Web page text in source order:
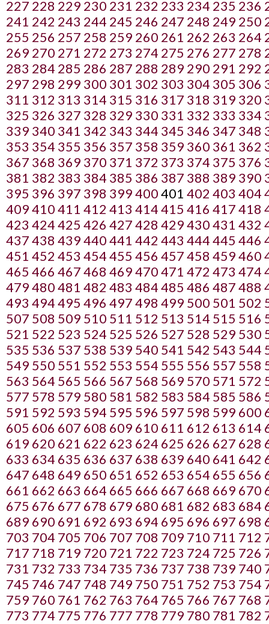
227 228 229 230 231 232 233 234 235 236
241 242 243 244 245 246 247 248 249 250
255 256 257 258 259 260 261 262 263 264
269 270 271 272 273 274 275 276 277 278
283 284 285 286 287 288 289 290 291 292
297 298 299 300 301 302 303 304 305 306
311 312 313 314 315 316 317 318 319 320
325 326 327 328 329 330 331 332 333 334
339 340 341 342 343 344 345 346 347 348
353 354 355 356 357 358 359 360 361 362
367 368 369 370 371 372 373 374 375 376
381 382 383 384 385 386 387 388 389 390
395 396 397 398 399400401 402 403 404
409410411 412 413 414415 416 417418
423 424425 426 427428 429430431 432
437438 439440441 442 443 444445 446
451 452 453 454455 456 457458 459460
465 466 467468 469470471 472 473 474
479480481 482 483 484485 486 487488
493 494495 496 497498 499 500 501 502
507 508 509 510 511 512 513 514 515 516
521 522 523 524 525 526 527 528 529 530
535 536 537 538 539 540 541 542 543 544
549 550 551 552 553 554 555 556 557 558
563 564 565 566 567 568 569 570 571 572
577 578 579 580 581 582 583 584 585 586
591 592 593 594 595 596 597 598 599 600
605 606 607 608 609 610 611 612 613 614
619 620 621 622 623 624 625 626 627 628
633 634 635 636 637 638 639 640 641 642
647 648 649 650 651 652 653 654 655 656
661 662 663 664 665 666 667 668 669 670
675 676 677 678 679 680 681 682 683 684
689 690 691 692 693 694 695 696 697 698
703 704 705 706 707 708 709 710 711 712
717 718 719 720 721 722 723 724 725 726
731 732 733 734 735 736 737 738 739 740
745 746 747 748 749 750 751 752 753 754
759 760 761 762 763 764 765 766 767 768
773 774 775 776 777 778 779 780 781 782